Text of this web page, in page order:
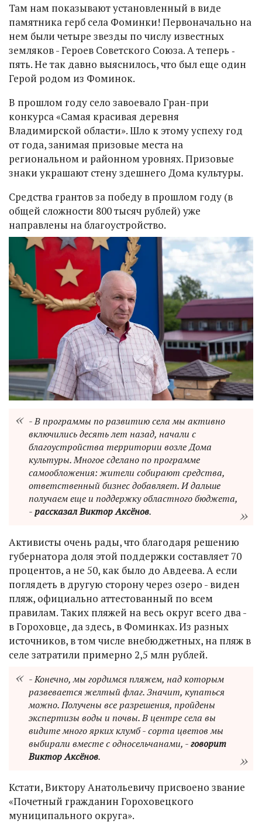
Там нам показывают установленный в виде
памятника герб села Фоминки! Первоначально на
нем были четыре звезды по числу известных
земляков - Героев Советского Союза. А теперь ‑
пять. Не так давно выяснилось, что был еще один
Герой родом из Фоминок.
В прошлом году село завоевало Гран-при
конкурса «Самая красивая деревня
Владимирской области». Шло к этому успеху год
от года, занимая призовые места на
региональном и районном уровнях. Призовые
знаки украшают стену здешнего Дома культуры.
Средства грантов за победу в прошлом году (в
общей сложности 800 тысяч рублей) уже
направлены на благоустройство.
- В программы по развитию села мы активно
включились десять лет назад, начали с
благоустройства территории возле Дома
культуры. Многое сделано по программе
самообложения: жители собирают средства,
ответственный бизнес добавляет. И дальше
получаем еще и поддержку областного бюджета,
-рассказал Виктор Аксёнов.
Активисты очень рады, что благодаря решению
губернатора доля этой поддержки составляет 70
процентов, а не 50, как было до Авдеева. А если
поглядеть в другую сторону через озеро - виден
пляж, официально аттестованный по всем
правилам. Таких пляжей на весь округ всего два -
в Гороховце, да здесь, в Фоминках. Из разных
источников, в том числе внебюджетных, на пляж в
селе затратили примерно 2,5 млн рублей.
- Конечно, мы гордимся пляжем, над которым
развевается желтый флаг. Значит, купаться
можно. Получены все разрешения, пройдены
экспертизы воды и почвы. В центре села вы
видите много ярких клумб - сорта цветов мы
выбирали вместе с односельчанами, -говорит
Виктор Аксёнов.
Кстати, Виктору Анатольевичу присвоено звание
«Почетный гражданин Гороховецкого
муниципального округа».